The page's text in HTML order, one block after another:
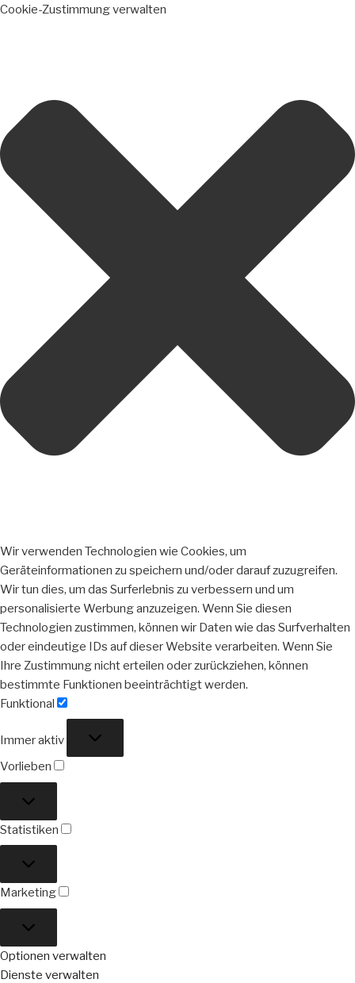
Cookie-Zustimmung verwalten
Wir verwenden Technologien wie Cookies, um
Geräteinformationen zu speichern und/oder darauf zuzugreifen.
Wir tun dies, um das Surferlebnis zu verbessern und um
personalisierte Werbung anzuzeigen. Wenn Sie diesen
Technologien zustimmen, können wir Daten wie das Surfverhalten
oder eindeutige IDs auf dieser Website verarbeiten. Wenn Sie
Ihre Zustimmung nicht erteilen oder zurückziehen, können
bestimmte Funktionen beeinträchtigt werden.
Funktional
Immer aktiv
Vorlieben
Statistiken
Marketing
Optionen verwalten
Dienste verwalten